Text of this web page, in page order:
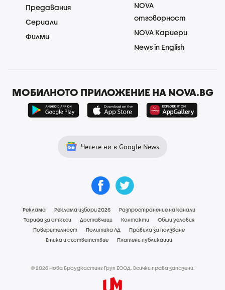
Предавания
Сериали
Филми
NOVA
отговорност
NOVA Кариери
News in English
МОБИЛНОТО ПРИЛОЖЕНИЕ НА NOVA.BG
Четете ни в Google News
Реклама Реклама избори 2026
Разпространение на канали
Тарифа за откъси
Доставчици Контакти
Общи условия
Поверителност
Политика ЛД
Правила за ползване
Етика и съответствие
Платени публикации
© 2026 Нова Броудкастинг Груп ЕООД. Всички права запазени.